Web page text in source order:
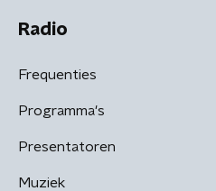
Radio
Frequenties
Programma's
Presentatoren
Muziek